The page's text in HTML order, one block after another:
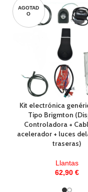
AGOTAD
O
Kit electrónica
Tipo Brigmton
Controladora +
acelerador + luces
traseras)
Llantas
62,90 €